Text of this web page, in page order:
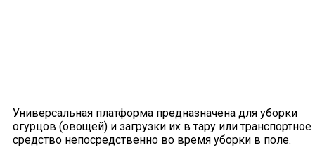
Универсальная платформа предназначена для уборки
огурцов (овощей) и загрузки их в тару или транспортное
средство непосредственно во время уборки в поле.